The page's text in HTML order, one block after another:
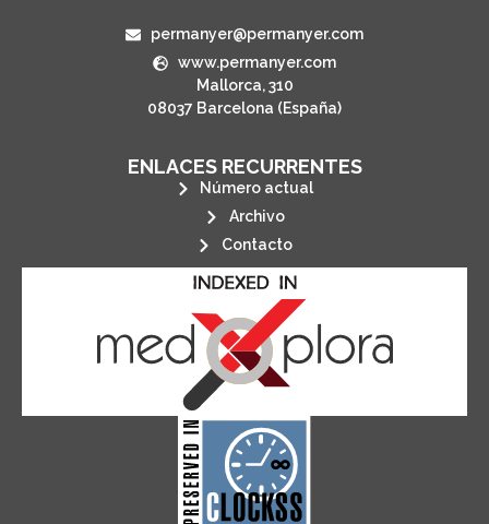
permanyer@permanyer.com
www.permanyer.com
Mallorca, 310
08037 Barcelona (España)
ENLACES RECURRENTES
Número actual
Archivo
Contacto
CLOCKSS is a dak archive that
ensures the long-term survival
of web-based scholary
publications, governed by and for
its stakeholders.